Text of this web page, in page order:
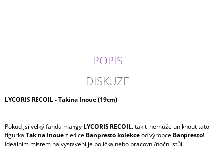
POPIS
DISKUZE
LYCORIS RECOIL - Takina Inoue (19cm)
Pokud jsi velký fanda mangy LYCORIS RECOIL, tak ti nemůže uniknout tato
figurka Takina Inouez edice Banpresto kolekceod výrobce Banpresto!
Ideálním místem na vystavení je polička nebo pracovní/noční stůl.
MEGUMI
FUSHIGURO
699
Kč